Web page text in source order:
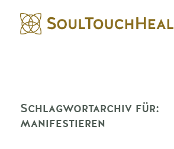
Schlagwortarchiv für:
manifestieren